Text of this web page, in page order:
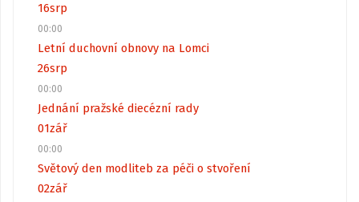
16srp
00:00
Letní duchovní obnovy na Lomci
26srp
00:00
Jednání pražské diecézní rady
01zář
00:00
Světový den modliteb za péči o stvoření
02zář